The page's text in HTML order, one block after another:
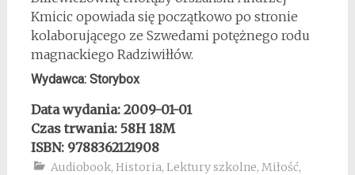
Kmicic opowiada się początkowo po stronie
kolaborującego ze Szwedami potężnego rodu
magnackiego Radziwiłłów.
Wydawca: Storybox
Data wydania: 2009-01-01
Czas trwania: 58H 18M
ISBN: 9788362121908
Audiobook, Historia, Lektury szkolne, Miłość,